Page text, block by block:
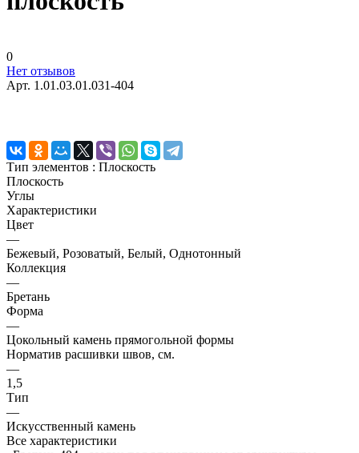
0
Нет отзывов
Арт. 1.01.03.01.031-404
Тип элементов : Плоскость
Плоскость
Углы
Характеристики
Цвет
—
Бежевый, Розоватый, Белый, Однотонный
Коллекция
—
Бретань
Форма
—
Цокольный камень прямогольной формы
Норматив расшивки швов, см.
—
1,5
Тип
—
Искусственный камень
Все характеристики